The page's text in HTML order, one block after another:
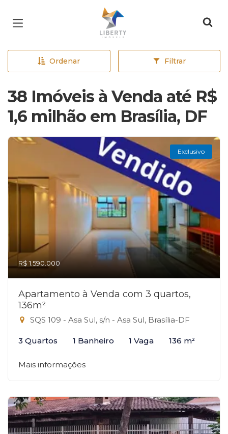
Página inicial
Ordenar Filtrar
38 Imóveis à Venda até R$
1,6 milhão em Brasília, DF
Exclusivo
R$ 1.590.000
Apartamento à Venda com 3 quartos,
136m²
SQS 109 - Asa Sul, s/n - Asa Sul, Brasília-DF
3 Quartos 1 Banheiro 1 Vaga 136 m²
Mais informações